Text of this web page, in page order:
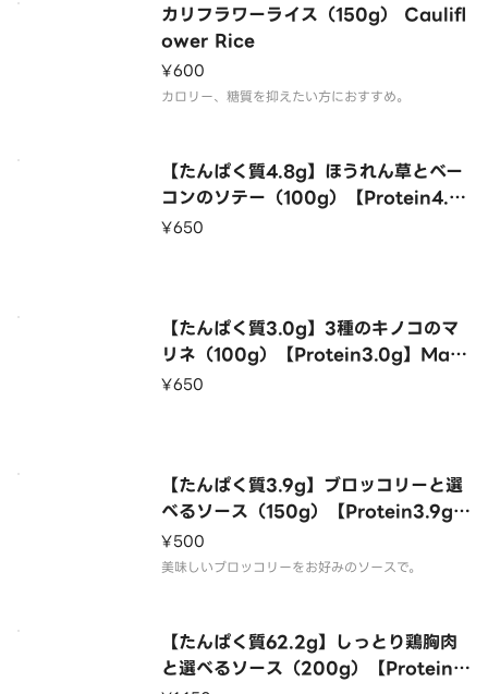
カリフラワーライス（150g） Caulifl
ower Rice
¥600
カロリー、糖質を抑えたい方におすすめ。
【たんぱく質4.8g】ほうれん草とベー
コンのソテー（100g）【Protein4.8
g】Sauteed Spinach and Bacon
¥650
【たんぱく質3.0g】3種のキノコのマ
リネ（100g）【Protein3.0g】Mari
nated 3 Kinds of Mushrooms（1
¥650
【たんぱく質3.9g】ブロッコリーと選
べるソース（150g）【Protein3.9g】
Broccoli with your Choice of Sa
uce（150g）
¥500
美味しいブロッコリーをお好みのソースで。
【たんぱく質62.2g】しっとり鶏胸肉
と選べるソース（200g）【Protein6